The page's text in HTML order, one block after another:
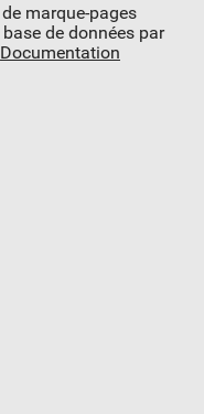
marque-pages
de données par
Documentation